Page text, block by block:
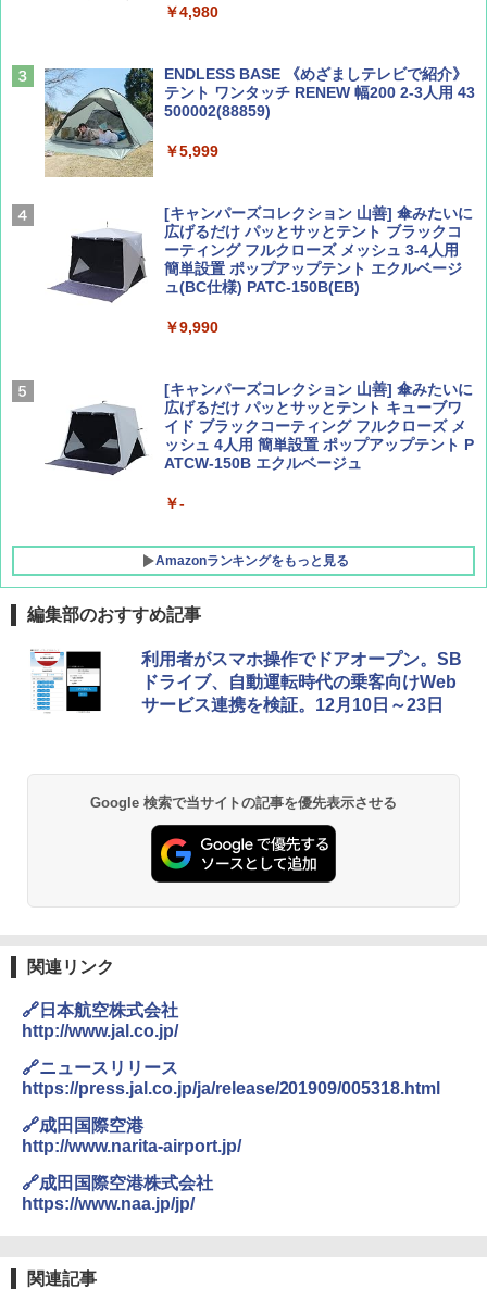
AIRLINE（エアライン）2026年9月号【特
集】ボーイング110周年を祝して！
￥1,760
球の歩き方A ヨーロッパ
A26 地球の歩き方 チェコ ポーランド スロヴ
ァキア 2026～2027 地球の歩き方A ヨーロッ
￥4,980
ENDLESS BASE 《めざましテレビで紹介》
テント ワンタッチ RENEW 幅200 2-3人用 43
500002(88859)
￥5,999
[キャンパーズコレクション 山善] 傘みたいに
広げるだけ パッとサッとテント ブラックコ
ーティング フルクローズ メッシュ 3-4人用
簡単設置 ポップアップテント エクルベージ
ュ(BC仕様) PATC-150B(EB)
￥9,990
[キャンパーズコレクション 山善] 傘みたいに
広げるだけ パッとサッとテント キューブワ
イド ブラックコーティング フルクローズ メ
ッシュ 4人用 簡単設置 ポップアップテント P
ATCW-150B エクルベージュ
￥-
Amazonランキングをもっと見る
GRANDOOR ステンレス保冷剤 2個セット 2
026リニューアル 急速冷凍 空間倍増 衛生的
コンパクト 保冷力長持ち
-08EX カーキ ソロキャンプ ポリエステル フ
レーム ドーム型 テント
￥14,800
￥6,459
ポインターライト 強力 小型 緑色/赤色/青紫色
ンパクト多機能設計 持ち運び便利 アウトド
ア/オフィス/教育現場/展示会用 緑
￥1,180
編集部のおすすめ記事
利用者がスマホ操作でドアオープン。SB
ドライブ、自動運転時代の乗客向けWeb
サービス連携を検証。12月10日～23日
Google 検索で当サイトの記事を優先表示させる
関連リンク
🔗日本航空株式会社
http://www.jal.co.jp/
🔗ニュースリリース
https://press.jal.co.jp/ja/release/201909/005318.html
🔗成田国際空港
http://www.narita-airport.jp/
🔗成田国際空港株式会社
https://www.naa.jp/jp/
関連記事